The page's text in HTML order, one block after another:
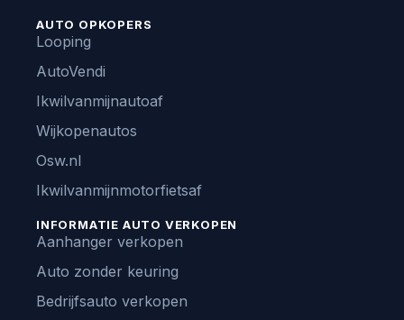
AUTO OPKOPERS
Looping
AutoVendi
Ikwilvanmijnautoaf
Wijkopenautos
Osw.nl
Ikwilvanmijnmotorfietsaf
INFORMATIE AUTO VERKOPEN
Aanhanger verkopen
Auto zonder keuring
Bedrijfsauto verkopen